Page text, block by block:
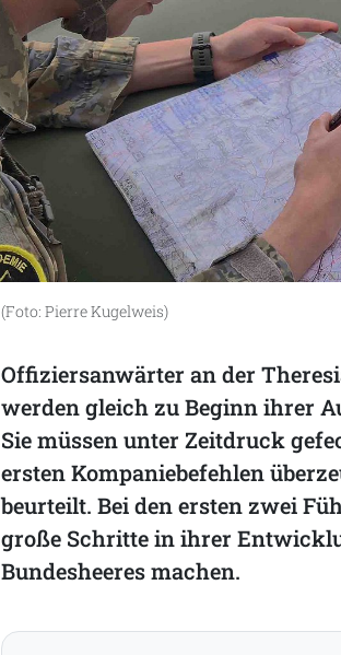
(Foto: Pierre Kugelweis)
Offiziersanwärter an der
werden gleich zu Beginn ihrer
Sie müssen unter Zeitdruck
ersten Kompaniebefehlen
beurteilt. Bei den ersten zwei
große Schritte in ihrer
Bundesheeres machen.